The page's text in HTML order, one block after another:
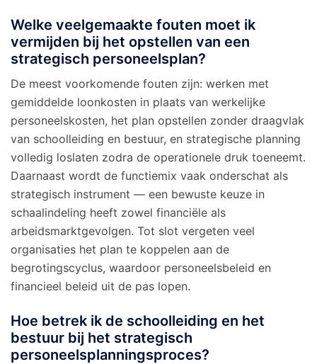
Welke veelgemaakte fouten moet ik
vermijden bij het opstellen van een
strategisch personeelsplan?
De meest voorkomende fouten zijn: werken met
gemiddelde loonkosten in plaats van werkelijke
personeelskosten, het plan opstellen zonder draagvlak
van schoolleiding en bestuur, en strategische planning
volledig loslaten zodra de operationele druk toeneemt.
Daarnaast wordt de functiemix vaak onderschat als
strategisch instrument — een bewuste keuze in
schaalindeling heeft zowel financiële als
arbeidsmarktgevolgen. Tot slot vergeten veel
organisaties het plan te koppelen aan de
begrotingscyclus, waardoor personeelsbeleid en
financieel beleid uit de pas lopen.
Hoe betrek ik de schoolleiding en het
bestuur bij het strategisch
personeelsplanningsproces?